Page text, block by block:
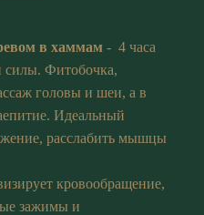
в хаммам - 4 часа
силы. Фитобочка,
головы и шеи, а в
Идеальный
расслабить мышцы
кровообращение,
зажимы и